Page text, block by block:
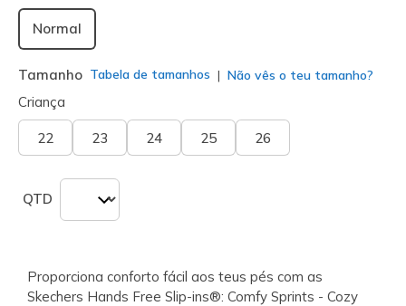
Normal
Tamanho Tabela de tamanhos Não vês o teu tamanho?
Criança
22 23 24 25 26
QTD
Proporciona conforto fácil aos teus pés com as
Skechers Hands Free Slip-ins®: Comfy Sprints - Cozy